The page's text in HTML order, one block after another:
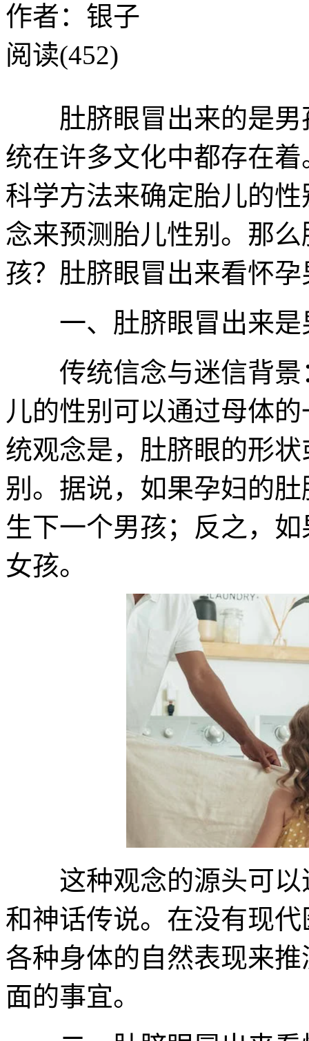
作者：银子
阅读(452)
肚脐眼冒出来的是男
统在许多文化中都存在
科学方法来确定胎儿的
念来预测胎儿性别。那
孩？肚脐眼冒出来看怀
一、肚脐眼冒出来是
传统信念与迷信背景
儿的性别可以通过母体
统观念是，肚脐眼的形
别。据说，如果孕妇的
生下一个男孩；反之，
女孩。
这种观念的源头可以
和神话传说。在没有现
各种身体的自然表现来
面的事宜。